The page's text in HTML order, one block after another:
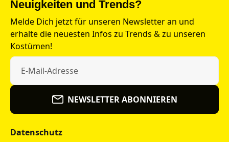
Neuigkeiten und Trends?
Melde Dich jetzt für unseren Newsletter an und
erhalte die neuesten Infos zu Trends & zu unseren
Kostümen!
NEWSLETTER ABONNIEREN
Datenschutz